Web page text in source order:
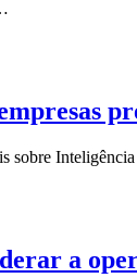
sobre
a